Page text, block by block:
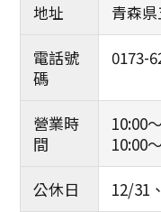
地址
青森
電話號
碼
0173-
營業時
間
10:00
10:00
公休日
12/31